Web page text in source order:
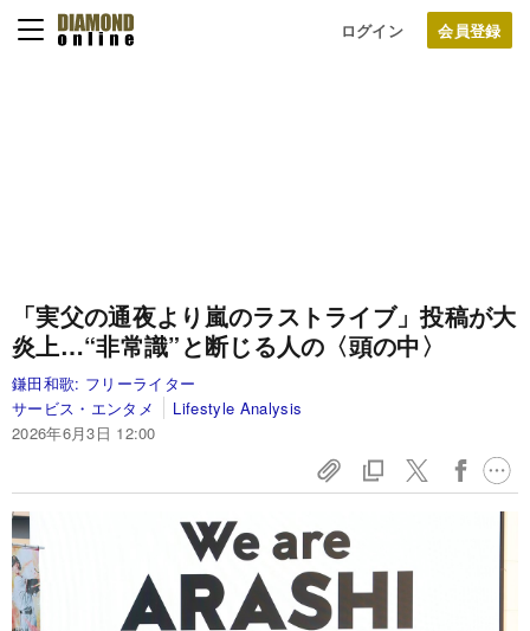
ログイン
「実父の通夜より嵐のラストライブ」投稿が大
炎上…“非常識”と断じる人の〈頭の中〉
鎌田和歌: フリーライター
サービス・エンタメ
Lifestyle Analysis
2026年6月3日 12:00